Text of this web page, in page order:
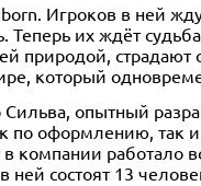
Игроков в ней
Теперь их ждёт
природой, страдают
который
опытный
по оформлению, так
компании работало
состоят 13